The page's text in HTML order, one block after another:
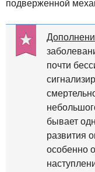
подверженной
почти
бывает
развития
особенно